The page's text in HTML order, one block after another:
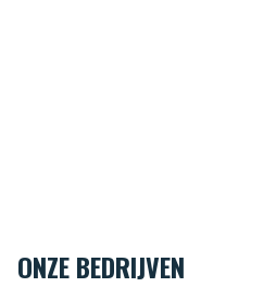
ONZE BEDRIJVEN